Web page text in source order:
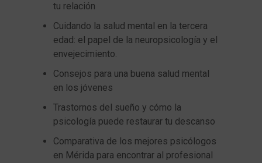
tu relación
Cuidando la salud mental en la tercera
edad: el papel de la neuropsicología y el
envejecimiento.
Consejos para una buena salud mental
en los jóvenes
Trastornos del sueño y cómo la
psicología puede restaurar tu descanso
Comparativa de los mejores psicólogos
en Mérida para encontrar al profesional